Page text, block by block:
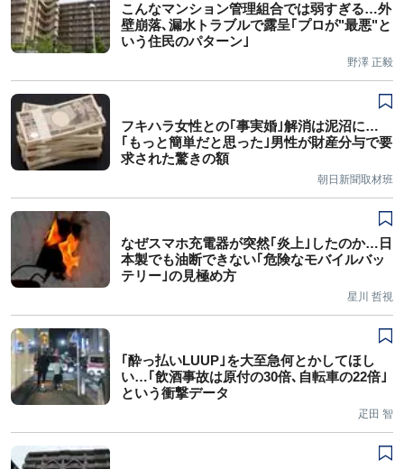
こんなマンション管理組合では弱すぎる…外
壁崩落､漏水トラブルで露呈｢プロが"最悪"と
いう住民のパターン｣
野澤 正毅
フキハラ女性との｢事実婚｣解消は泥沼に…
｢もっと簡単だと思った｣男性が財産分与で要
求された驚きの額
朝日新聞取材班
なぜスマホ充電器が突然｢炎上｣したのか…日
本製でも油断できない｢危険なモバイルバッ
テリー｣の見極め方
星川 哲視
｢酔っ払いLUUP｣を大至急何とかしてほし
い…｢飲酒事故は原付の30倍､自転車の22倍｣
という衝撃データ
疋田 智